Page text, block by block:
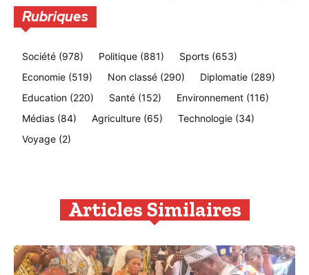
Rubriques
Société (978) Politique (881) Sports (653)
Economie (519) Non classé (290) Diplomatie (289)
Education (220) Santé (152) Environnement (116)
Médias (84) Agriculture (65) Technologie (34)
Voyage (2)
Articles Similaires